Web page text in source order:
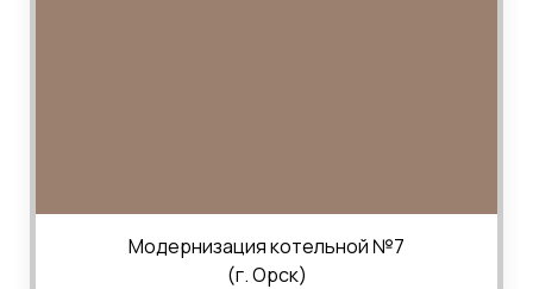
Модернизация котельной №7
(г. Орск)